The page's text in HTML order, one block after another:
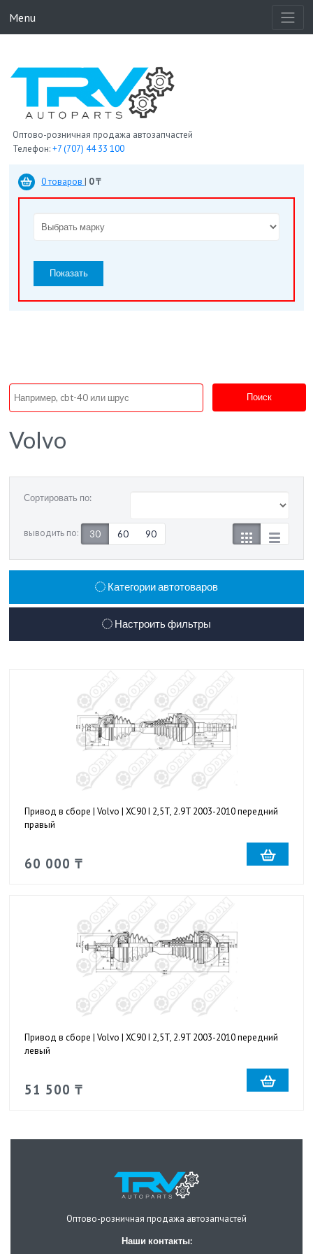
Menu
Оптово-розничная продажа автозапчастей
Телефон:+7 (707) 44 33 100
0 товаров | 0 ₸
Показать
Поиск
Volvo
Сортировать по:
выводить по: 30 60 90
Категории автотоваров
Настроить фильтры
Привод в сборе | Volvo | XC90 I 2,5T, 2.9T 2003-2010 передний
правый
60 000 ₸
Привод в сборе | Volvo | XC90 I 2,5T, 2.9T 2003-2010 передний
левый
51 500 ₸
Оптово-розничная продажа автозапчастей
Наши контакты: